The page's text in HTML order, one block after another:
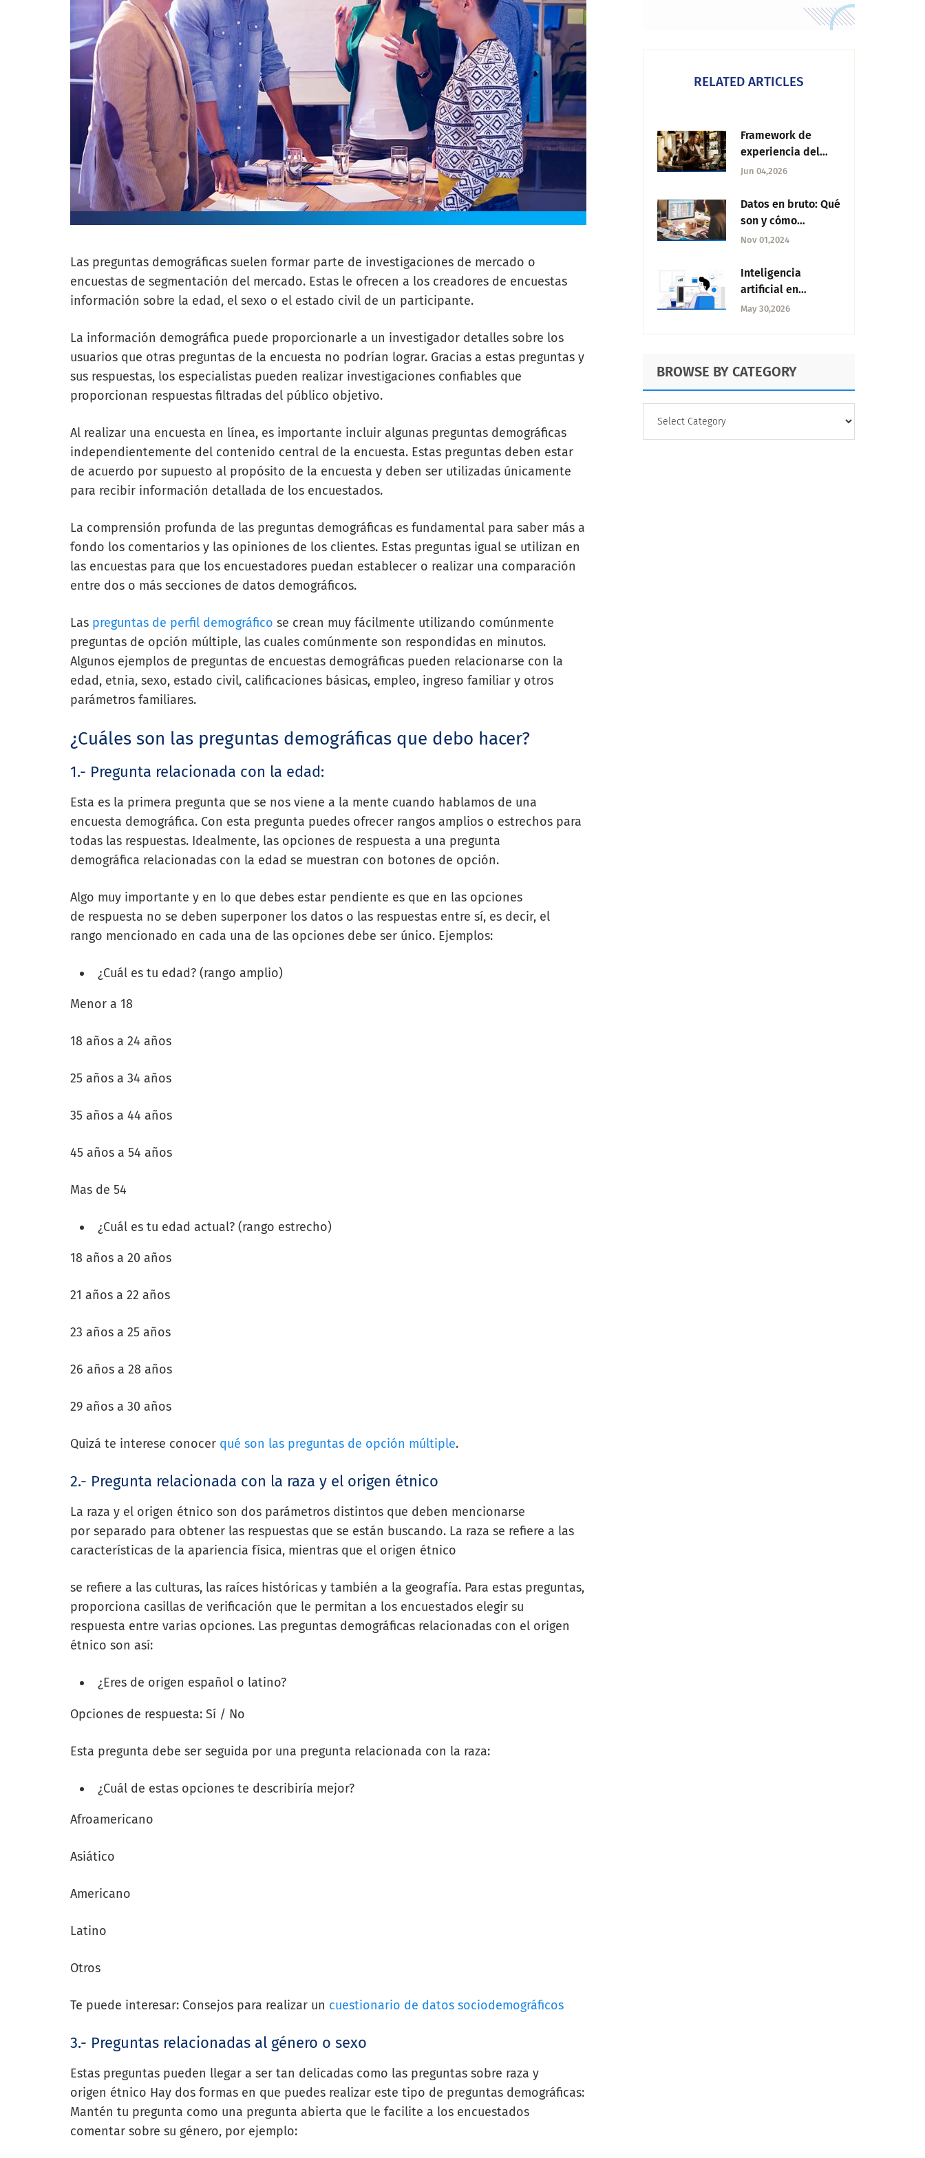
Las preguntas demográficas suelen formar parte de investigaciones de mercado o
encuestas de segmentación del mercado. Estas le ofrecen a los creadores de encuestas
información sobre la edad, el sexo o el estado civil de un participante.
La información demográfica puede proporcionarle a un investigador detalles sobre los
usuarios que otras preguntas de la encuesta no podrían lograr. Gracias a estas preguntas y
sus respuestas, los especialistas pueden realizar investigaciones confiables que
proporcionan respuestas filtradas del público objetivo.
Al realizar una encuesta en línea, es importante incluir algunas preguntas demográficas
independientemente del contenido central de la encuesta. Estas preguntas deben estar
de acuerdo por supuesto al propósito de la encuesta y deben ser utilizadas únicamente
para recibir información detallada de los encuestados.
La comprensión profunda de las preguntas demográficas es fundamental para saber más a
fondo los comentarios y las opiniones de los clientes. Estas preguntas igual se utilizan en
las encuestas para que los encuestadores puedan establecer o realizar una comparación
entre dos o más secciones de datos demográficos.
Las preguntas de perfil demográfico se crean muy fácilmente utilizando comúnmente
preguntas de opción múltiple, las cuales comúnmente son respondidas en minutos.
Algunos ejemplos de preguntas de encuestas demográficas pueden relacionarse con la
edad, etnia, sexo, estado civil, calificaciones básicas, empleo, ingreso familiar y otros
parámetros familiares.
¿Cuáles son las preguntas demográficas que debo hacer?
1.- Pregunta relacionada con la edad:
Esta es la primera pregunta que se nos viene a la mente cuando hablamos de una
encuesta demográfica. Con esta pregunta puedes ofrecer rangos amplios o estrechos para
todas las respuestas. Idealmente, las opciones de respuesta a una pregunta
demográfica relacionadas con la edad se muestran con botones de opción.
Algo muy importante y en lo que debes estar pendiente es que en las opciones
de respuesta no se deben superponer los datos o las respuestas entre sí, es decir, el
rango mencionado en cada una de las opciones debe ser único. Ejemplos:
¿Cuál es tu edad? (rango amplio)
Menor a 18
18 años a 24 años
25 años a 34 años
35 años a 44 años
45 años a 54 años
Mas de 54
¿Cuál es tu edad actual? (rango estrecho)
18 años a 20 años
21 años a 22 años
23 años a 25 años
26 años a 28 años
29 años a 30 años
Quizá te interese conocer qué son las preguntas de opción múltiple.
2.- Pregunta relacionada con la raza y el origen étnico
La raza y el origen étnico son dos parámetros distintos que deben mencionarse
por separado para obtener las respuestas que se están buscando. La raza se refiere a las
características de la apariencia física, mientras que el origen étnico
se refiere a las culturas, las raíces históricas y también a la geografía. Para estas preguntas,
proporciona casillas de verificación que le permitan a los encuestados elegir su
respuesta entre varias opciones. Las preguntas demográficas relacionadas con el origen
étnico son así:
¿Eres de origen español o latino?
Opciones de respuesta: Sí / No
Esta pregunta debe ser seguida por una pregunta relacionada con la raza:
¿Cuál de estas opciones te describiría mejor?
Afroamericano
Asiático
Americano
Latino
Otros
Te puede interesar: Consejos para realizar un cuestionario de datos sociodemográficos
3.- Preguntas relacionadas al género o sexo
Estas preguntas pueden llegar a ser tan delicadas como las preguntas sobre raza y
origen étnico Hay dos formas en que puedes realizar este tipo de preguntas demográficas:
Mantén tu pregunta como una pregunta abierta que le facilite a los encuestados
comentar sobre su género, por ejemplo:
RELATED ARTICLES
Framework de
experiencia del
cliente: Qué es y
Jun 04,2026
Datos en bruto: Qué
son y cómo
procesarlos
Nov 01,2024
Inteligencia
artificial en
marketing:
desventajas
May 30,2026
BROWSE BY CATEGORY
CATEGORY